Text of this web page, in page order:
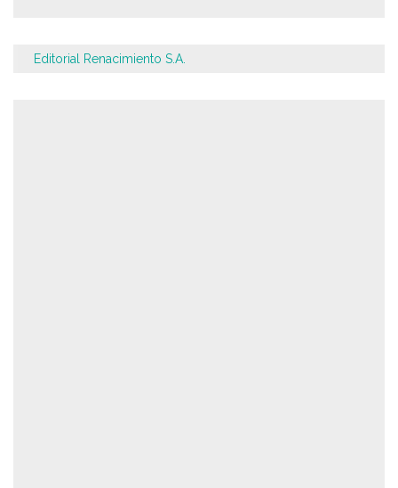
Editorial Renacimiento S.A.